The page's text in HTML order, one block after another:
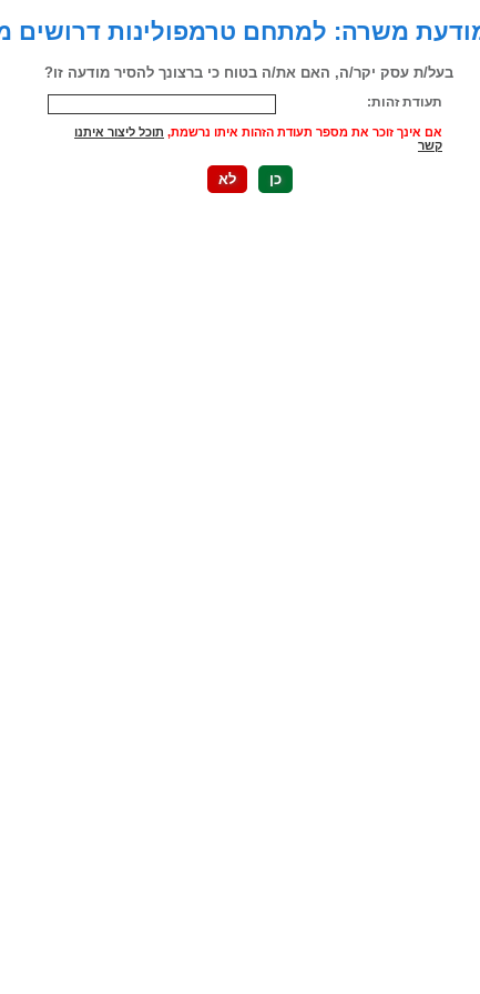
משרה: למתחם טרמפולינות דרושים מגיל 16
בעל/ת עסק יקר/ה, האם את/ה בטוח כי ברצונך להסיר מודעה זו?
תעודת זהות:
אם אינך זוכר את מספר תעודת הזהות איתו נרשמת, תוכל ליצור איתנו
קשר
כן לא